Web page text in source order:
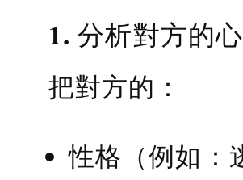
1. 分析對方的
把對方的：
性格（例如：